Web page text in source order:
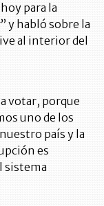
para la
y habló sobre la
al interior del
votar, porque
uno de los
país y la
es
sistema